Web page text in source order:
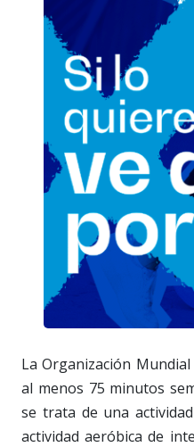
La Organización Mundial
al menos 75 minutos
se trata de una
actividad aeróbica de